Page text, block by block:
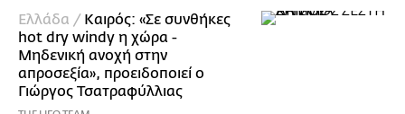
Ελλάδα / Καιρός: «Σε συνθήκες
hot dry windy η χώρα -
Μηδενική ανοχή στην
απροσεξία», προειδοποιεί ο
Γιώργος Τσατραφύλλιας